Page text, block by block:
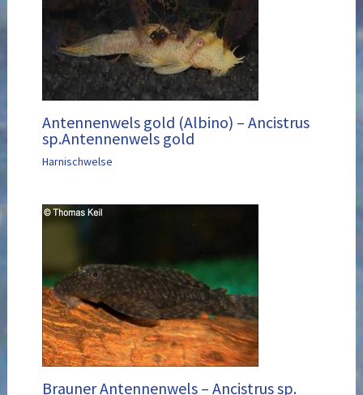
Antennenwels gold (Albino) – Ancistrus
sp.Antennenwels gold
Harnischwelse
Brauner Antennenwels – Ancistrus sp.